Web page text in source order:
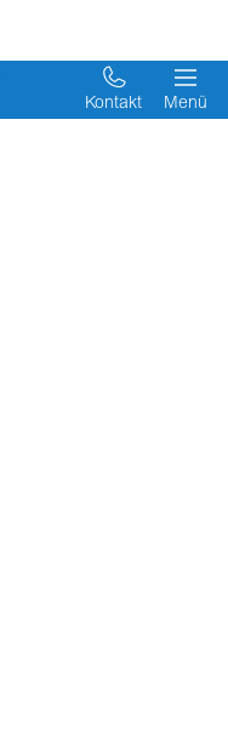
Kontakt Menü